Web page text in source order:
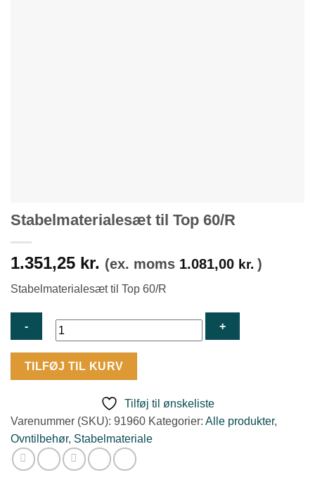
Stabelmaterialesæt til Top 60/R
1.351,25 kr. (ex. moms 1.081,00 kr. )
Stabelmaterialesæt til Top 60/R
Stabelmaterialesæt
antal
TILFØJ TIL KURV
Tilføj til ønskeliste
Varenummer (SKU): 91960 Kategorier: Alle produkter,
Ovntilbehør, Stabelmateriale